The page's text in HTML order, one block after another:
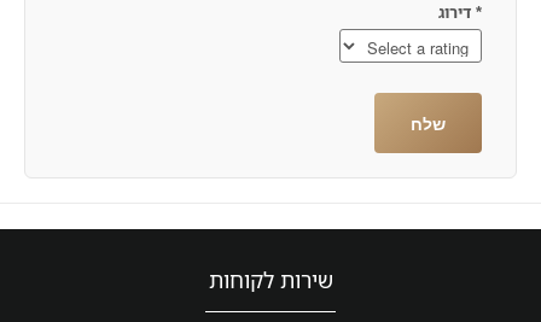
* דירוג
שירות לקוחות